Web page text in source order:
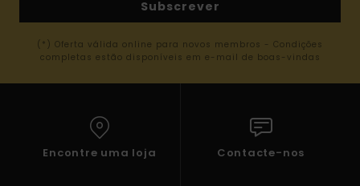
Subscrever
(*) Oferta válida online para novos membros - Condições
completas estão disponíveis em e-mail de boas-vindas
Encontre uma loja Contacte-nos